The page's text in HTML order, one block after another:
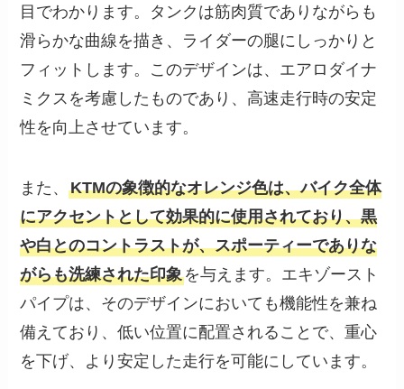
目でわかります。タンクは筋肉質でありながらも
滑らかな曲線を描き、ライダーの腿にしっかりと
フィットします。このデザインは、エアロダイナ
ミクスを考慮したものであり、高速走行時の安定
性を向上させています。
また、KTMの象徴的なオレンジ色は、バイク全体
にアクセントとして効果的に使用されており、黒
や白とのコントラストが、スポーティーでありな
がらも洗練された印象を与えます。エキゾースト
パイプは、そのデザインにおいても機能性を兼ね
備えており、低い位置に配置されることで、重心
を下げ、より安定した走行を可能にしています。